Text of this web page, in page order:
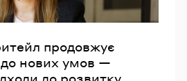
продовжує
нових умов —